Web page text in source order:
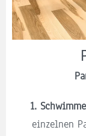
1.
einzelnen